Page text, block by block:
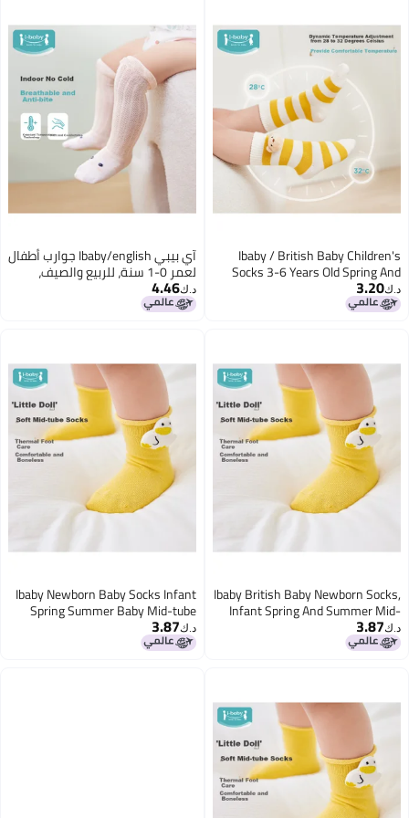
Ibaby / British Baby Children's
Socks 3-6 Years Old Spring And
Summer Baby Mid-length Tube
Socks Comfortable And Breathable
د.ك‏3.20
آي بيبي Ibaby/english جوارب أطفال
لعمر 0-1 سنة، للربيع والصيف،
مضادة للعض، جوارب طويلة فوق
الركبة، قابلة للتنفس، غير ضاغطة،
د.ك‏4.46
Ibaby British Baby Newborn Socks,
Infant Spring And Summer Mid-
calf Socks, Boys And Girls Doll
Cotton Socks, 3 Pairs Per Pack
د.ك‏3.87
Ibaby Newborn Baby Socks Infant
Spring Summer Baby Mid-tube
Socks Boys Girls Children Doll
Cotton Socks 3 Pairs Pack Smart
د.ك‏3.87